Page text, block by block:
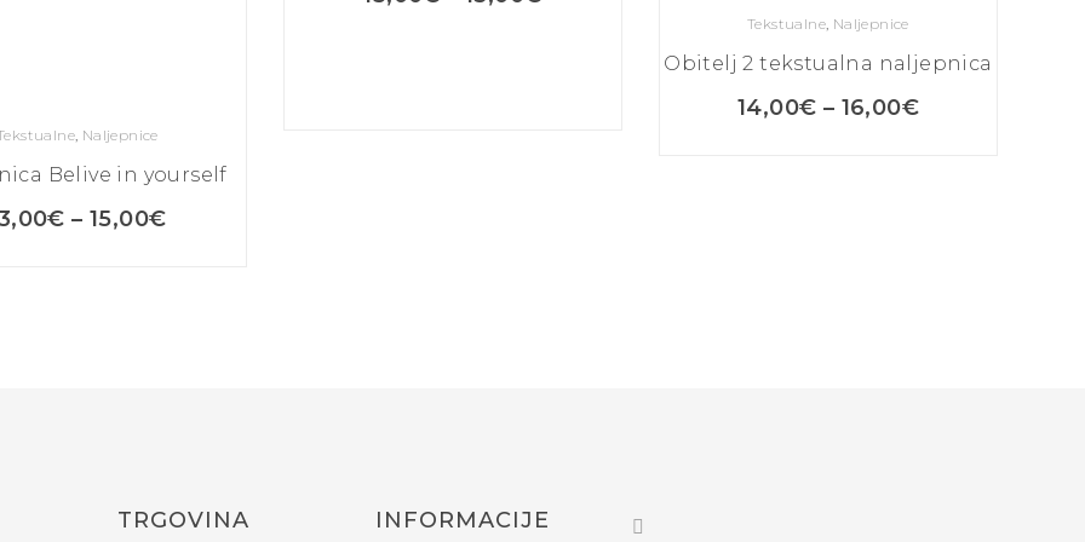
, Naljepnice
Belive in yourself
€ –15,00€
Tekstualne Naljepnice
Obitelj 2 tekstualna naljepnica
14,00€ – 16,00€
TRGOVINA INFORMACIJE